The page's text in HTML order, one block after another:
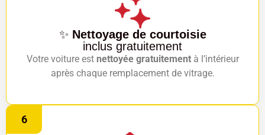
✨ Nettoyage de courtoisie
inclus gratuitement
Votre voiture est nettoyée gratuitementà l’intérieur
après chaque remplacement de vitrage.
6